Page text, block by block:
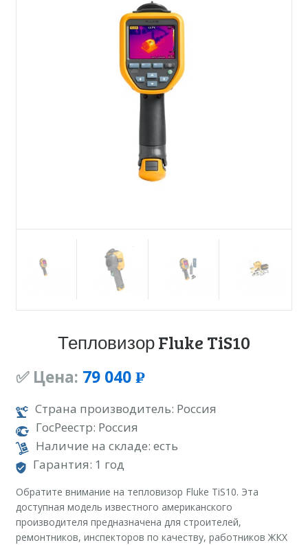
Тепловизор Fluke TiS10
✅ Цена: 79 040 Р
УБ.
Страна производитель: Россия
ГосРеестр: Россия
Наличие на складе: есть
Гарантия: 1 год
Обратите внимание на тепловизор Fluke TiS10. Эта
доступная модель известного американского
производителя предназначена для строителей,
ремонтников, инспекторов по качеству, работников ЖКХ